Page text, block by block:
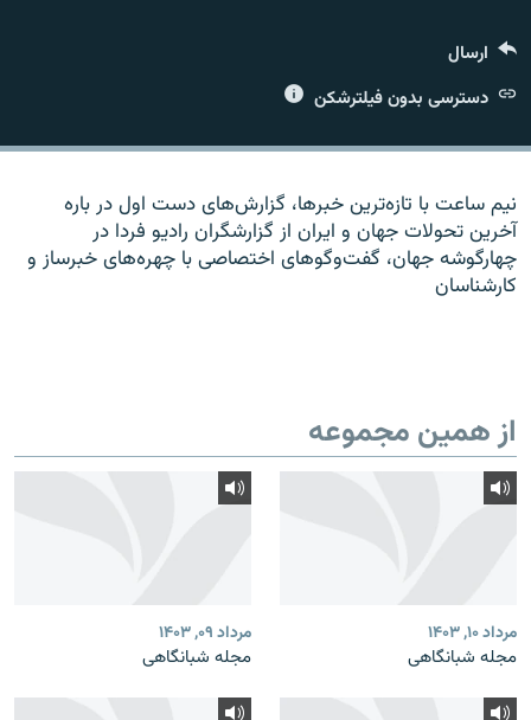
زبان‌های دیگر
ارسال
دسترسی بدون فیلترشکن
نیم ساعت با تازه‌ترین خبرها، گزارش‌های دست اول در باره
آخرین تحولات جهان و ایران از گزارشگران رادیو فردا در
چهارگوشه جهان، گفت‌وگوهای اختصاصی با چهره‌های خبرساز و
کارشناسان
از همین مجموعه
مرداد ۱۰, ۱۴۰۳
مجله شبانگاهی
مرداد ۰۹, ۱۴۰۳
مجله شبانگاهی